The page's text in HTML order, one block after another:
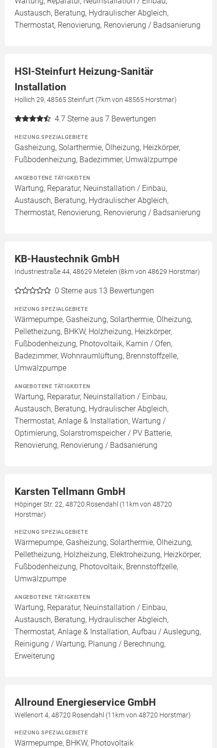
Austausch, Beratung, Hydraulischer Abgleich,
Thermostat, Renovierung, Renovierung / Badsanierung
HSI-Steinfurt Heizung-Sanitär
Installation
Hollich 29, 48565 Steinfurt (7km von 48565 Horstmar)
4.7 Sterne aus 7 Bewertungen
HEIZUNG SPEZIALGEBIETE
Gasheizung, Solarthermie, Ölheizung, Heizkörper,
Fußbodenheizung, Badezimmer, Umwälzpumpe
ANGEBOTENE TÄTIGKEITEN
Wartung, Reparatur, Neuinstallation / Einbau,
Austausch, Beratung, Hydraulischer Abgleich,
Thermostat, Renovierung, Renovierung / Badsanierung
KB-Haustechnik GmbH
Industriestraße 44, 48629 Metelen (8km von 48629 Horstmar)
0 Sterne aus 13 Bewertungen
HEIZUNG SPEZIALGEBIETE
Wärmepumpe, Gasheizung, Solarthermie, Ölheizung,
Pelletheizung, BHKW, Holzheizung, Heizkörper,
Fußbodenheizung, Photovoltaik, Kamin / Ofen,
Badezimmer, Wohnraumlüftung, Brennstoffzelle,
Umwälzpumpe
ANGEBOTENE TÄTIGKEITEN
Wartung, Reparatur, Neuinstallation / Einbau,
Austausch, Beratung, Hydraulischer Abgleich,
Thermostat, Anlage & Installation, Wartung /
Optimierung, Solarstromspeicher / PV Batterie,
Renovierung, Renovierung / Badsanierung
Karsten Tellmann GmbH
Höpinger Str. 22, 48720 Rosendahl (11km von 48720
Horstmar)
HEIZUNG SPEZIALGEBIETE
Wärmepumpe, Gasheizung, Solarthermie, Ölheizung,
Pelletheizung, Holzheizung, Elektroheizung, Heizkörper,
Fußbodenheizung, Photovoltaik, Brennstoffzelle,
Umwälzpumpe
ANGEBOTENE TÄTIGKEITEN
Wartung, Reparatur, Neuinstallation / Einbau,
Austausch, Beratung, Hydraulischer Abgleich,
Thermostat, Anlage & Installation, Aufbau / Auslegung,
Reinigung / Wartung, Planung / Berechnung,
Erweiterung
Allround Energieservice GmbH
Wellenort 4, 48720 Rosendahl (11km von 48720 Horstmar)
HEIZUNG SPEZIALGEBIETE
Wärmepumpe, BHKW, Photovoltaik